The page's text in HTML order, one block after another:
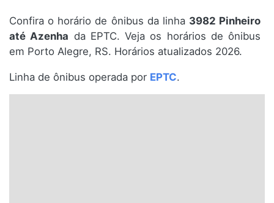
Rio de Janeiro
Espírito Santo
Confira o horário de ônibus da linha 3982 Pinheiro
até Azenha da EPTC. Veja os horários de ônibus
em Porto Alegre, RS. Horários atualizados 2026.
Linha de ônibus operada por EPTC.